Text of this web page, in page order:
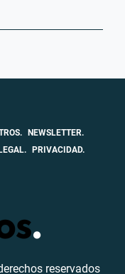
NEWSLETTER.
PRIVACIDAD.
reservados